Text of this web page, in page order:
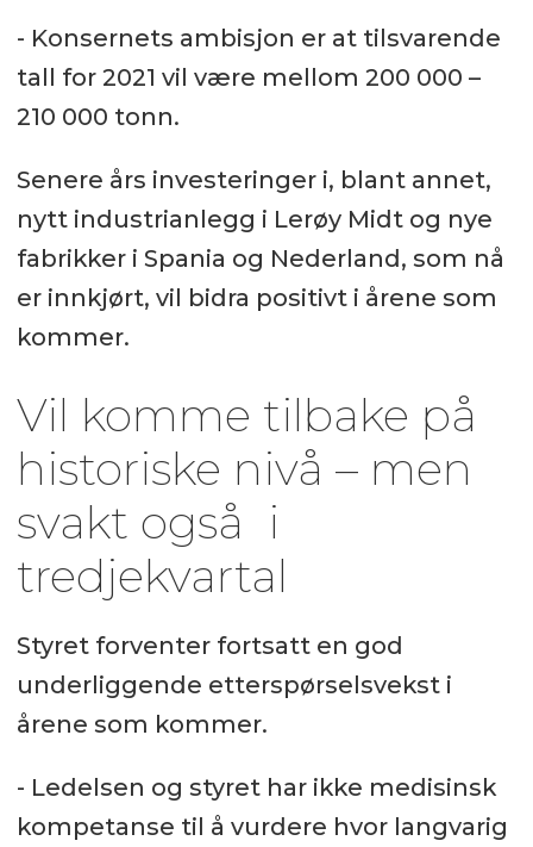
- Konsernets ambisjon er at tilsvarende
tall for 2021 vil være mellom 200 000 –
210 000 tonn.
Senere års investeringer i, blant annet,
nytt industrianlegg i Lerøy Midt og nye
fabrikker i Spania og Nederland, som nå
er innkjørt, vil bidra positivt i årene som
kommer.
Vil komme tilbake på
historiske nivå – men
svakt også i
tredjekvartal
Styret forventer fortsatt en god
underliggende etterspørselsvekst i
årene som kommer.
- Ledelsen og styret har ikke medisinsk
kompetanse til å vurdere hvor langvarig